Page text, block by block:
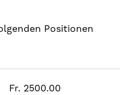
Positionen
Fr. 2500.00